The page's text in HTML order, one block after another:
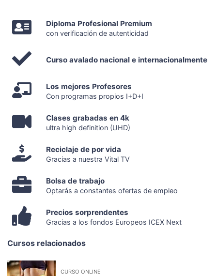
Diploma Profesional Premium
con verificación de autenticidad
Curso avalado nacional e internacionalmente
Los mejores Profesores
Con programas propios I+D+I
Clases grabadas en 4k
ultra high definition (UHD)
Reciclaje de por vida
Gracias a nuestra Vital TV
Bolsa de trabajo
Optarás a constantes ofertas de empleo
Precios sorprendentes
Gracias a los fondos Europeos ICEX Next
Cursos relacionados
CURSO ONLINE